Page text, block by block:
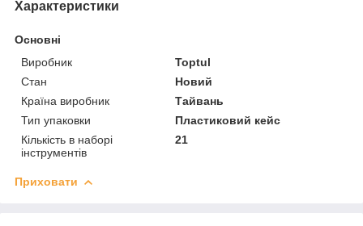
Характеристики
Основні
Виробник
Toptul
Стан
Новий
Країна виробник
Тайвань
Тип упаковки
Пластиковий кейс
Кількість в наборі
інструментів
21
Приховати